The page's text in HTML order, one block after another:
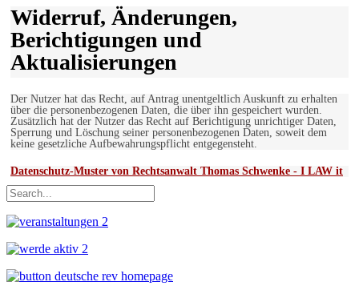
Widerruf, Änderungen,
Berichtigungen und
Aktualisierungen
Der Nutzer hat das Recht, auf Antrag unentgeltlich Auskunft zu erhalten
über die personenbezogenen Daten, die über ihn gespeichert wurden.
Zusätzlich hat der Nutzer das Recht auf Berichtigung unrichtiger Daten,
Sperrung und Löschung seiner personenbezogenen Daten, soweit dem
keine gesetzliche Aufbewahrungspflicht entgegensteht.
Datenschutz-Muster von Rechtsanwalt Thomas Schwenke - I LAW it